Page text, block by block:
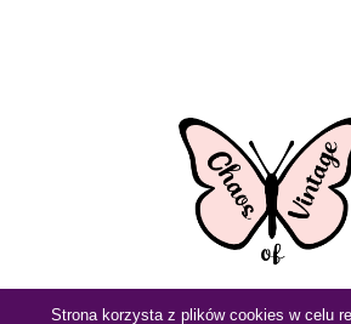
Strona korzysta z plików cookies w celu